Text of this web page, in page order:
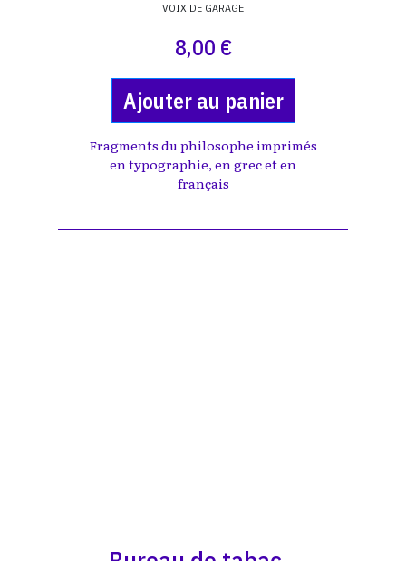
VOIX DE GARAGE
8,00 €
Ajouter au panier
Fragments du philosophe imprimés
en typographie, en grec et en
français